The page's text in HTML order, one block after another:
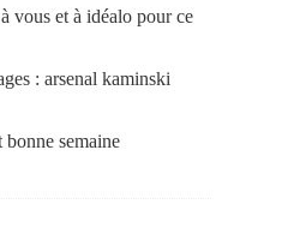
vous et à idéalo pour ce
: arsenal kaminski
semaine